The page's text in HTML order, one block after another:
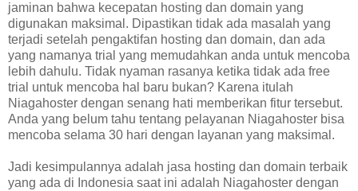
jaminan bahwa kecepatan hosting dan domain yang
digunakan maksimal. Dipastikan tidak ada masalah yang
terjadi setelah pengaktifan hosting dan domain, dan ada
yang namanya trial yang memudahkan anda untuk mencoba
lebih dahulu. Tidak nyaman rasanya ketika tidak ada free
trial untuk mencoba hal baru bukan? Karena itulah
Niagahoster dengan senang hati memberikan fitur tersebut.
Anda yang belum tahu tentang pelayanan Niagahoster bisa
mencoba selama 30 hari dengan layanan yang maksimal.
Jadi kesimpulannya adalah jasa hosting dan domain terbaik
yang ada di Indonesia saat ini adalah Niagahoster dengan